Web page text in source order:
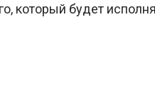
который будет